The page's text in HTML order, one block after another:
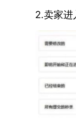
2.卖家进